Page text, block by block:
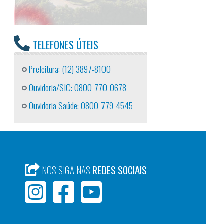
TELEFONES ÚTEIS
Prefeitura: (12) 3897-8100
Ouvidoria/SIC: 0800-770-0678
Ouvidoria Saúde: 0800-779-4545
NOS SIGA NAS REDES SOCIAIS